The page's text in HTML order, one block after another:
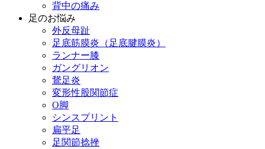
背中の痛み
足のお悩み
外反母趾
足底筋膜炎（足底腱膜炎）
ランナー膝
ガングリオン
鵞足炎
変形性股関節症
O脚
シンスプリント
扁平足
足関節捻挫